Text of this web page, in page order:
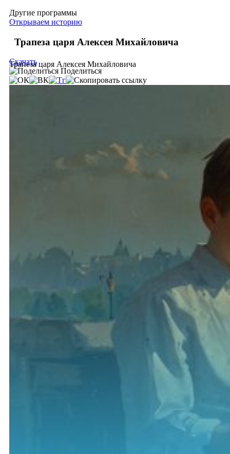
Другие программы
Открываем историю
Трапеза царя Алексея Михайловича
Трапеза царя Алексея Михайловича
Скачать
Поделиться